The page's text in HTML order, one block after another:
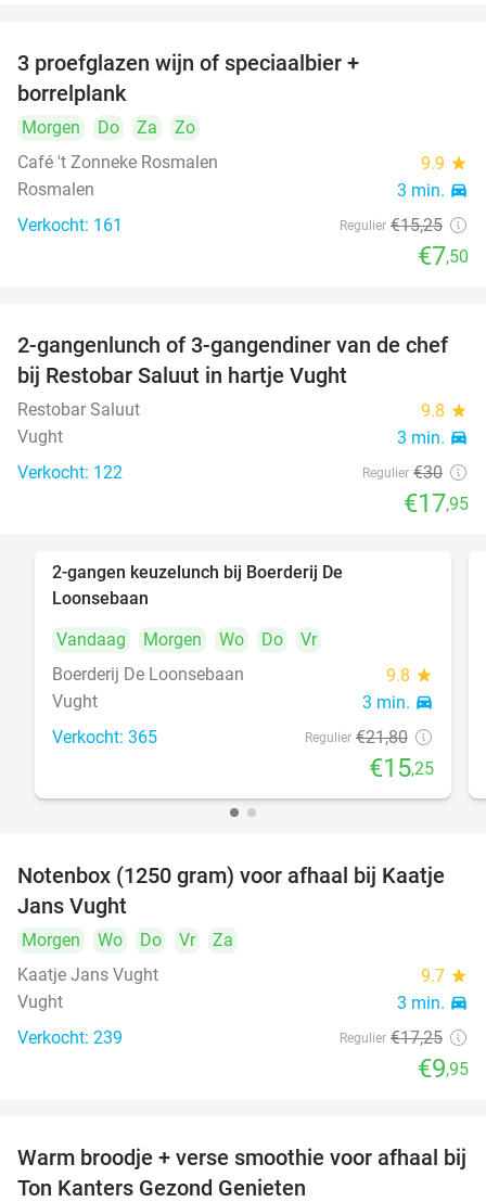
3 proefglazen wijn of speciaalbier +
borrelplank
Morgen Do Za
Zo
Café 't Zonneke Rosmalen
9.9 star
Rosmalen 3 min. directions_car
Verkocht: 161 Regulier €15,25
€7,50
40%
2-gangenlunch of 3-gangendiner van de chef
bij Restobar Saluut in hartje Vught
Restobar Saluut 9.8 star
Vught 3 min. directions_car
Verkocht: 122 Regulier €30
€17,95
2-gangen keuzelunch bij Boerderij De
Loonsebaan
Vandaag
Morgen Wo Do
Vr
Boerderij De Loonsebaan
9.8 star
Vught 3 min. directions_car
Verkocht: 365 Regulier €21,80
€15,25
42%
Notenbox (1250 gram) voor afhaal bij Kaatje
Jans Vught
Morgen Wo Do Vr
Za
Kaatje Jans Vught
9.7 star
Vught 3 min. directions_car
Verkocht: 239 Regulier €17,25
€9,95
43%
Warm broodje + verse smoothie voor afhaal bij
Ton Kanters Gezond Genieten